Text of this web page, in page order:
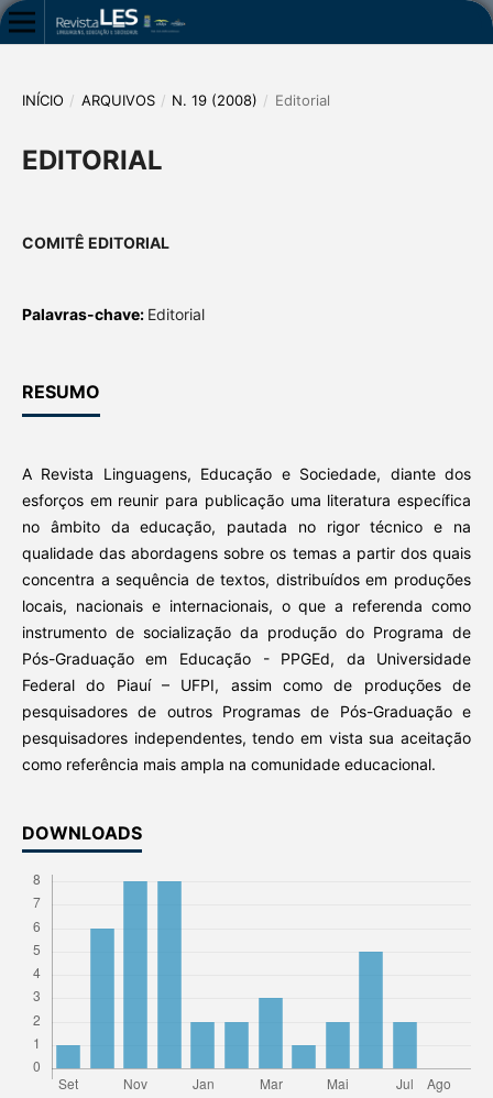
INÍCIO / ARQUIVOS / N. 19 (2008) / Editorial
EDITORIAL
COMITÊ EDITORIAL
Palavras-chave: Editorial
RESUMO
A Revista Linguagens, Educação e Sociedade, diante dos
esforços em reunir para publicação uma literatura específica
no âmbito da educação, pautada no rigor técnico e na
qualidade das abordagens sobre os temas a partir dos quais
concentra a sequência de textos, distribuídos em produções
locais, nacionais e internacionais, o que a referenda como
instrumento de socialização da produção do Programa de
Pós-Graduação em Educação - PPGEd, da Universidade
Federal do Piauí – UFPI, assim como de produções de
pesquisadores de outros Programas de Pós-Graduação e
pesquisadores independentes, tendo em vista sua aceitação
como referência mais ampla na comunidade educacional.
DOWNLOADS